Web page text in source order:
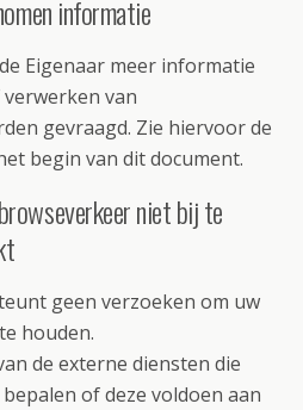
informatie
Eigenaar meer informatie
van
gevraagd. Zie hiervoor de
begin van dit document.
niet bij te
geen verzoeken om uw
houden.
de externe diensten die
of deze voldoen aan